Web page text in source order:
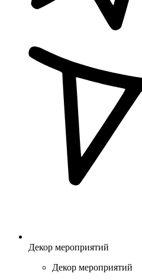
Декор мероприятий
Декор мероприятий